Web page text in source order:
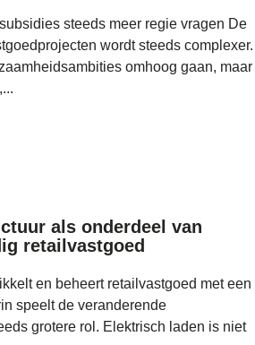
steeds meer regie vragen De
wordt steeds complexer.
omhoog gaan, maar
als onderdeel van
retailvastgoed
en beheert retailvastgoed met een
speelt de veranderende
grotere rol. Elektrisch laden is niet